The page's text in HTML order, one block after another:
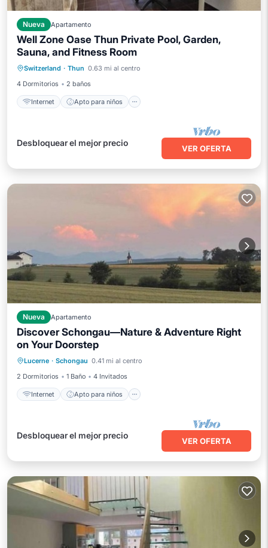
Nueva Apartamento
Well Zone Oase Thun Private Pool, Garden,
Sauna, and Fitness Room
Switzerland · Thun 0.63 mi al centro
4 Dormitorios
2 baños
Internet Apto para niños
Internet Apto para niños
Ropa de cama
Desbloquear el mejor precio
VER OFERTA
Nueva Apartamento
Discover Schongau—Nature & Adventure Right
on Your Doorstep
Lucerne · Schongau 0.41 mi al centro
2 Dormitorios
1 Baño 4 Invitados
Internet Apto para niños
Internet
Ropa de cama
Instalaciones de bienestar
Desbloquear el mejor precio
VER OFERTA